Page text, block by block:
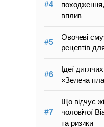
вплив
Овочеві
рецептів
Ідеї
«Зелена
Що відчує
чоловічої
та ризики